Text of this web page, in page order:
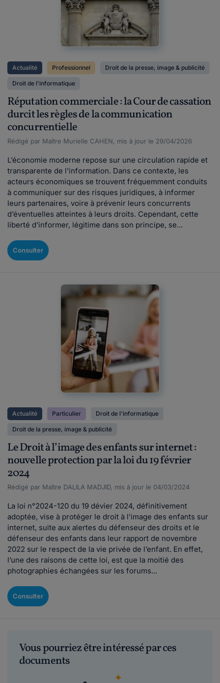
Actualité Professionnel Droit de la presse, image & publicité
Droit de l'informatique
Réputation commerciale : la Cour de cassation
durcit les règles de la communication
concurrentielle
Rédigé par Maître Murielle CAHEN, mis à jour le 29/04/2026
L’économie moderne repose sur une circulation rapide et
transparente de l’information. Dans ce contexte, les
acteurs économiques se trouvent fréquemment conduits
à communiquer sur des risques juridiques, à informer
leurs partenaires, voire à prévenir leurs concurrents
d’éventuelles atteintes à leurs droits. Cependant, cette
liberté d’informer, légitime dans son principe, se...
Consulter
Actualité Particulier Droit de l'informatique
Droit de la presse, image & publicité
Le Droit à l’image des enfants sur internet :
nouvelle protection par la loi du 19 février
2024
Rédigé par Maître DALILA MADJID, mis à jour le 04/03/2024
La loi n°2024-120 du 19 dévier 2024, définitivement
adoptée, vise à protéger le droit à l’image des enfants sur
internet, suite aux alertes du défenseur des droits et le
défenseur des enfants dans leur rapport de novembre
2022 sur le respect de la vie privée de l’enfant. En effet,
l’une des raisons de cette loi, est que la moitié des
photographies échangées sur les forums...
Consulter
Vous pourriez être intéressé par ces
documents